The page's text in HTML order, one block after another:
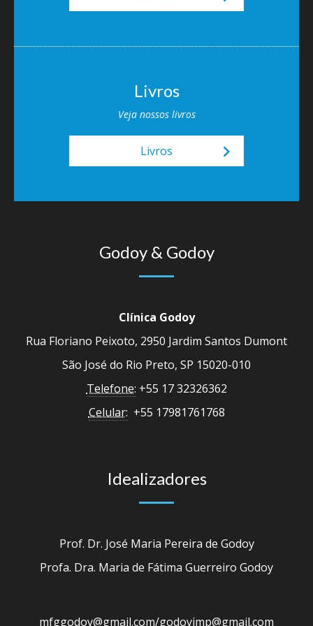
Livros
Veja nossos livros
Livros keyboard_arrow_right
Godoy & Godoy
Clínica Godoy
Rua Floriano Peixoto, 2950 Jardim Santos Dumont
São José do Rio Preto, SP 15020-010
Telefone: +55 17 32326362
Celular: +55 17981761768
Idealizadores
Prof. Dr. José Maria Pereira de Godoy
Profa. Dra. Maria de Fátima Guerreiro Godoy
mfggodoy@gmail.com/godoyjmp@gmail.com